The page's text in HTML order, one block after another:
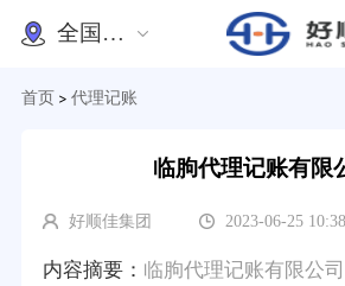
全国办理
首页 > 代理记账
临朐代理记账有限
好顺佳集团 2023-06-25
内容摘要： 临朐代理记账有限公